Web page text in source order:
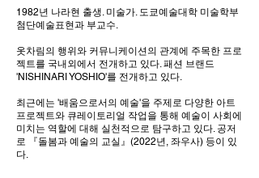
1982년 나라현 출생. 미술가. 도쿄예술대학 미술학부
첨단예술표현과 부교수.
옷차림의 행위와 커뮤니케이션의 관계에 주목한 프로
젝트를 국내외에서 전개하고 있다. 패션 브랜드
'NISHINARI YOSHIO'를 전개하고 있다.
최근에는 '배움으로서의 예술'을 주제로 다양한 아트
프로젝트와 큐레이토리얼 작업을 통해 예술이 사회에
미치는 역할에 대해 실천적으로 탐구하고 있다. 공저
로 『돌봄과 예술의 교실』(2022년, 좌우사) 등이 있
다.